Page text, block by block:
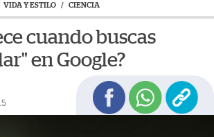
VIDA Y ESTILO / CIENCIA
cuando buscas
en Google?